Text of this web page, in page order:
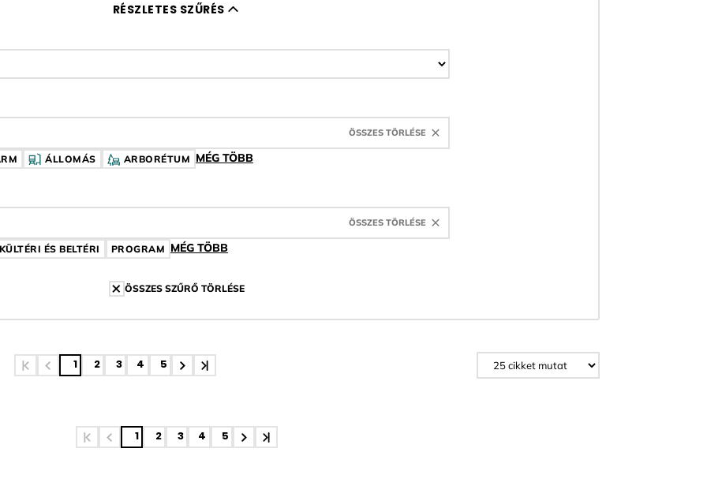
RÉSZLETES SZŰRÉS
szűrése
ÖSSZES TÖRLÉSE
ÁLLOMÁS ARBORÉTUM MÉG TÖBB
ÖSSZES TÖRLÉSE
KÜLTÉRI ÉS BELTÉRI CÍMKE
PROGRAM CÍMKE
MÉG TÖBB
ÖSSZES SZŰRŐ TÖRLÉSE
1 2 3 4 5
1 2 3 4 5